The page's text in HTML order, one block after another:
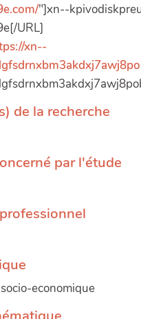
"]xn--
URL]
xn--
de la recherche
par l'étude
economique